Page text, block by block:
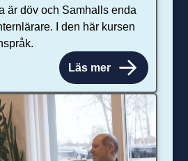
är döv och Samhalls enda
I den här kursen
Läs mer